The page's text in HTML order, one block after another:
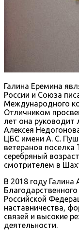
Галина Еремина
России и Союза
Международного
Отличником
лет она руководит
Алексея
ЦБС имени А. С.
ветеранов
серебряный
смотрителем в
В 2018 году
Российской
наставничества,
связей и высокие
деятельности.